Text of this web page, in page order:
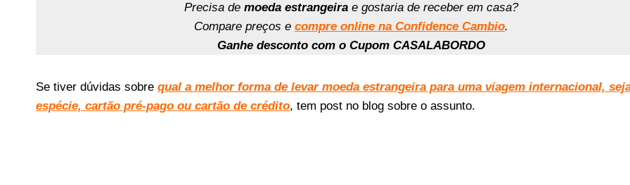
Precisa de moeda estrangeirae gostaria de receber em casa?
Compare preços e compre online na Confidence Cambio.
Ganhe desconto com o Cupom CASALABORDO
Se tiver dúvidas sobre qual a melhor forma de levar moeda estrangeira para uma viagem internacional,
espécie, cartão pré-pago ou cartão de crédito, tem post no blog sobre o assunto.